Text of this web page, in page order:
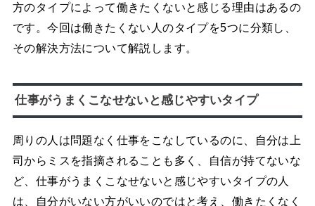
方のタイプによって働きたくないと感じる理由はあるの
です。今回は働きたくない人のタイプを5つに分類し、
その解決方法について解説します。
仕事がうまくこなせないと感じやすいタイプ
周りの人は問題なく仕事をこなしているのに、自分は上
司からミスを指摘されることも多く、自信が持てないな
ど、仕事がうまくこなせないと感じやすいタイプの人
は、自分がいない方がいいのではと考え、働きたくなく